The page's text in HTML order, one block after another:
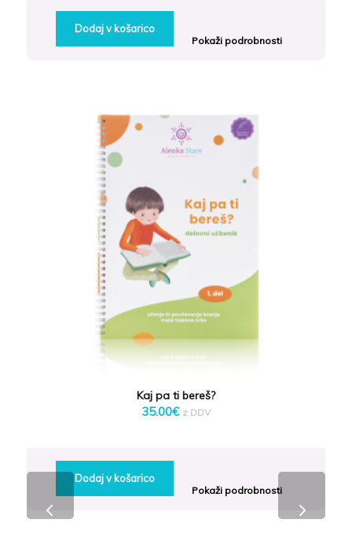
Dodaj v košarico
Pokaži podrobnosti
Kaj pa ti bereš?
35.00€ z DDV
Dodaj v košarico
Pokaži podrobnosti
Next